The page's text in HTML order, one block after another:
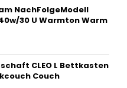
NachFolgeModell
30 U Warmton Warm
CLEO L Bettkasten
Couch